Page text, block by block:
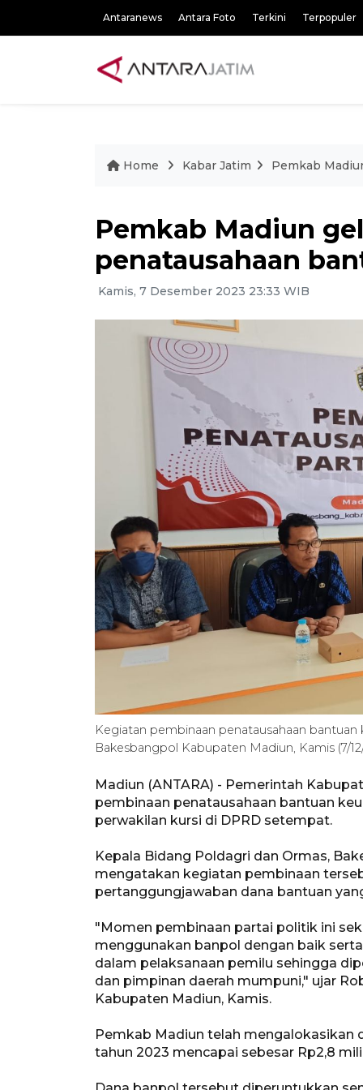
Antaranews Antara Foto Terkini Terpopuler
Home Kabar Jatim Pemkab
Pemkab Madiun
penatausahaan
Kamis, 7 Desember 2023 23:33 WIB
Kegiatan pembinaan penatausahaan
Bakesbangpol Kabupaten Madiun, Kamis (7/
Madiun (ANTARA) - Pemerintah
pembinaan penatausahaan bantuan
perwakilan kursi di DPRD setempat.
Kepala Bidang Poldagri dan Ormas,
mengatakan kegiatan pembinaan
pertanggungjawaban dana bantuan
"Momen pembinaan partai politik ini
menggunakan banpol dengan baik
dalam pelaksanaan pemilu sehingga
dan pimpinan daerah mumpuni," ujar
Kabupaten Madiun, Kamis.
Pemkab Madiun telah mengalokasikan
tahun 2023 mencapai sebesar Rp2,8